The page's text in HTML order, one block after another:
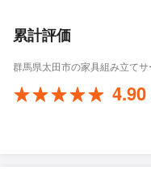
累計評価
群馬県太田市の家具組み立て
4.90